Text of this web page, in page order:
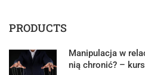
PRODUCTS
Manipulacja w
nią chronić? –